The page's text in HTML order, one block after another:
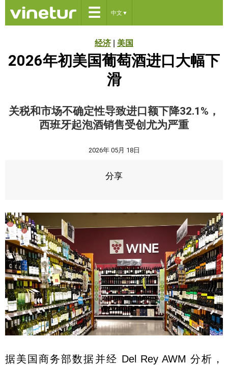
☰ 中文 ▼
经济| 美国
2026年初美国葡萄酒进口大幅下
滑
关税和市场不确定性导致进口额下降32.1%，
西班牙起泡酒销售受创尤为严重
2026年 05月 18日
分享
据美国商务部数据并经 Del Rey AWM 分析，